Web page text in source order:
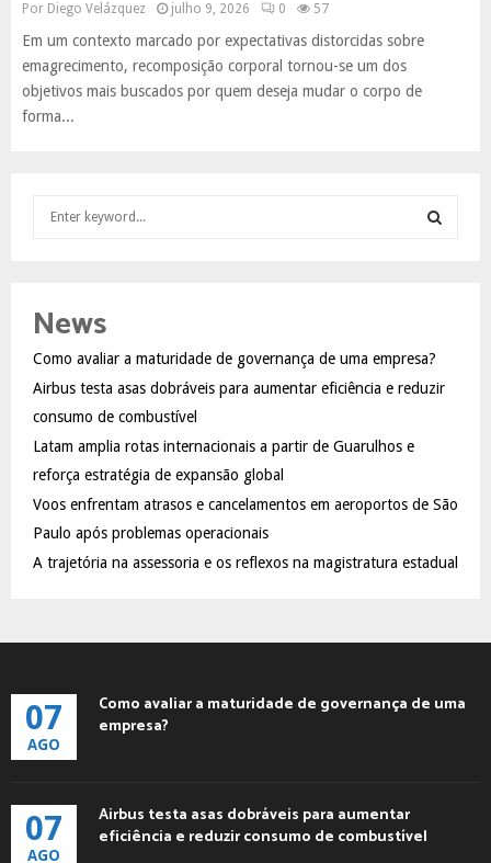
Por Diego Velázquez julho 9, 2026 0 57
Em um contexto marcado por expectativas distorcidas sobre
emagrecimento, recomposição corporal tornou-se um dos
objetivos mais buscados por quem deseja mudar o corpo de
forma...
h
o
r
:
R
News
Como avaliar a maturidade de governança de uma empresa?
Airbus testa asas dobráveis para aumentar eficiência e reduzir
consumo de combustível
Latam amplia rotas internacionais a partir de Guarulhos e
reforça estratégia de expansão global
Voos enfrentam atrasos e cancelamentos em aeroportos de São
Paulo após problemas operacionais
A trajetória na assessoria e os reflexos na magistratura estadual
07
AGO
Como avaliar a maturidade de governança de uma
empresa?
07
AGO
Airbus testa asas dobráveis para aumentar
eficiência e reduzir consumo de combustível